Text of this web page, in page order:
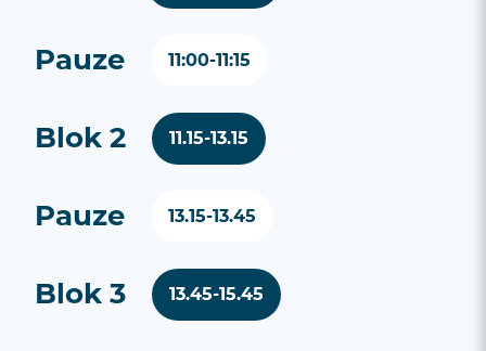
Pauze 11:00-11:15
Blok 2 11.15-13.15
Pauze 13.15-13.45
Blok 3 13.45-15.45